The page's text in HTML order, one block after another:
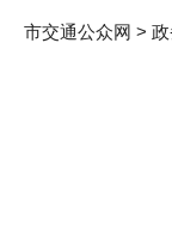
智能问答
市交通公众网 >